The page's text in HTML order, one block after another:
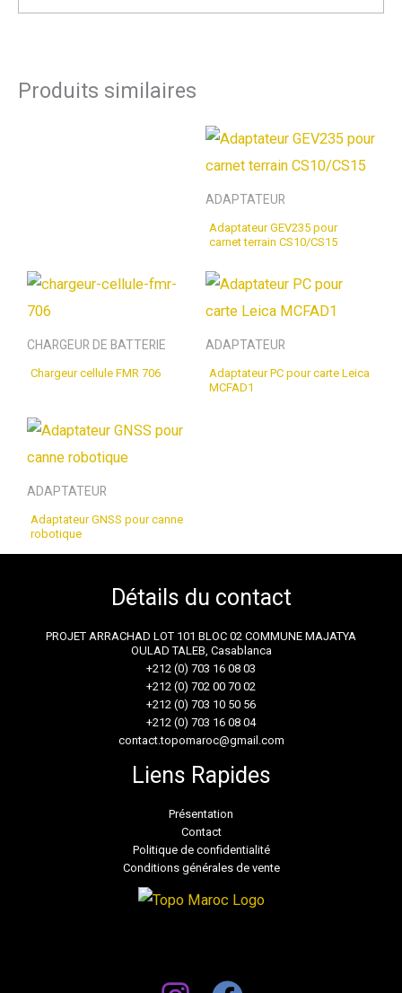
Produits similaires
ADAPTATEUR
Adaptateur GEV235 pour
carnet terrain CS10/CS15
CHARGEUR DE BATTERIE
Chargeur cellule FMR 706
ADAPTATEUR
Adaptateur PC pour carte Leica
MCFAD1
ADAPTATEUR
Adaptateur GNSS pour canne
robotique
Détails du contact
PROJET ARRACHAD LOT 101 BLOC 02 COMMUNE MAJATYA
OULAD TALEB, Casablanca
+212 (0) 703 16 08 03
+212 (0) 702 00 70 02
+212 (0) 703 10 50 56
+212 (0) 703 16 08 04
contact.topomaroc@gmail.com
Liens Rapides
Présentation
Contact
Politique de confidentialité
Conditions générales de vente